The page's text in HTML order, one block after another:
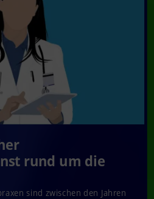
rund um die
sind zwischen den Jahren